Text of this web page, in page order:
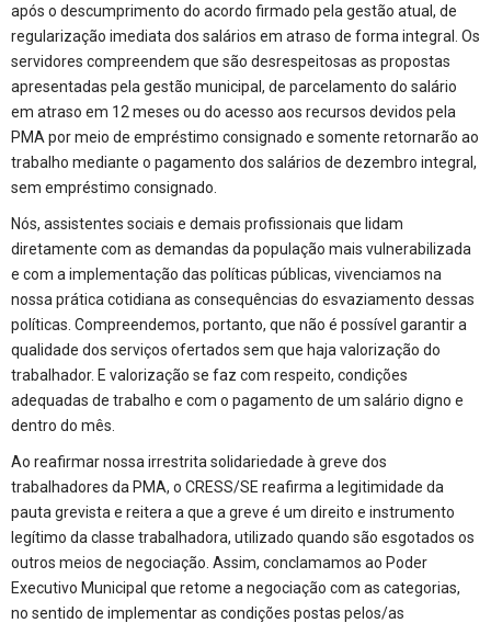
após o descumprimento do acordo firmado pela gestão atual, de
regularização imediata dos salários em atraso de forma integral. Os
servidores compreendem que são desrespeitosas as propostas
apresentadas pela gestão municipal, de parcelamento do salário
em atraso em 12 meses ou do acesso aos recursos devidos pela
PMA por meio de empréstimo consignado e somente retornarão ao
trabalho mediante o pagamento dos salários de dezembro integral,
sem empréstimo consignado.
Nós, assistentes sociais e demais profissionais que lidam
diretamente com as demandas da população mais vulnerabilizada
e com a implementação das políticas públicas, vivenciamos na
nossa prática cotidiana as consequências do esvaziamento dessas
políticas. Compreendemos, portanto, que não é possível garantir a
qualidade dos serviços ofertados sem que haja valorização do
trabalhador. E valorização se faz com respeito, condições
adequadas de trabalho e com o pagamento de um salário digno e
dentro do mês.
Ao reafirmar nossa irrestrita solidariedade à greve dos
trabalhadores da PMA, o CRESS/SE reafirma a legitimidade da
pauta grevista e reitera a que a greve é um direito e instrumento
legítimo da classe trabalhadora, utilizado quando são esgotados os
outros meios de negociação. Assim, conclamamos ao Poder
Executivo Municipal que retome a negociação com as categorias,
no sentido de implementar as condições postas pelos/as